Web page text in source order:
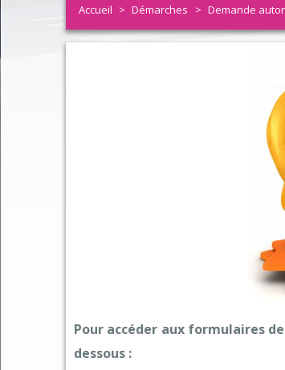
Bulletin Chantraine
Coordonnées et
Tableau des
CR Conseils Municipaux
Communauté
Bulletin Chantraine
Histoire de la commune
Info
Etat-
Carte
Pass
Cimetière
Accueil > Démarches > Demande
Pour accéder aux formulaires
dessous :